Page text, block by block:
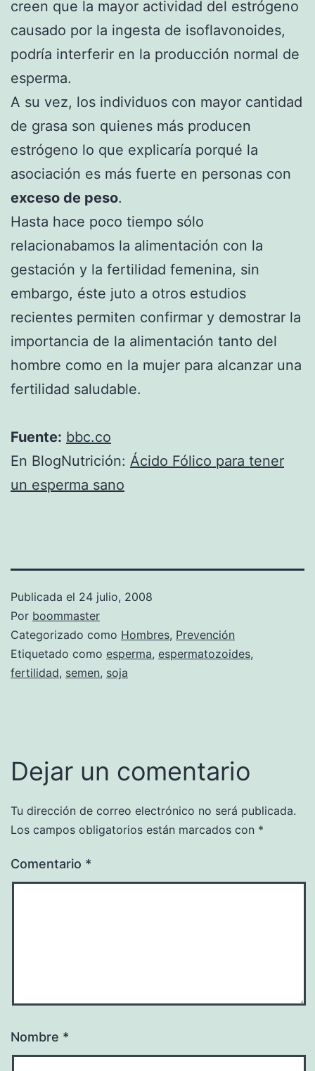
creen que la mayor actividad del estrógeno
causado por la ingesta de isoflavonoides,
podría interferir en la producción normal de
esperma.
A su vez, los individuos con mayor cantidad
de grasa son quienes más producen
estrógeno lo que explicaría porqué la
asociación es más fuerte en personas con
exceso de peso.
Hasta hace poco tiempo sólo
relacionabamos la alimentación con la
gestación y la fertilidad femenina, sin
embargo, éste juto a otros estudios
recientes permiten confirmar y demostrar la
importancia de la alimentación tanto del
hombre como en la mujer para alcanzar una
fertilidad saludable.
Fuente: bbc.co
En BlogNutrición: Ácido Fólico para tener
un esperma sano
Publicada el 24 julio, 2008
Por boommaster
Categorizado como Hombres, Prevención
Etiquetado como esperma, espermatozoides,
fertilidad, semen, soja
Dejar un comentario
Tu dirección de correo electrónico no será publicada.
Los campos obligatorios están marcados con *
Comentario *
Nombre *